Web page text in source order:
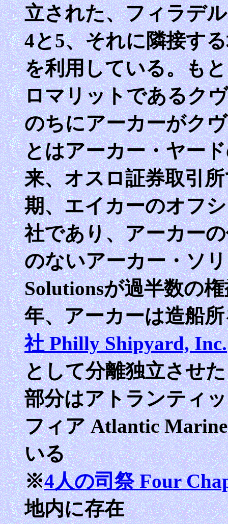
立された、フィラデ
4と5、それに隣接す
を利用している。も
ロマリットであるク
のちにアーカーがク
とはアーカー・ヤー
来、オスロ証券取引
期、エイカーのオフ
社であり、アーカー
のないアーカー・ソ
Solutionsが過半数の
年、アーカーは造船
社 Philly Shipyard, Inc.
として分離独立させ
部分はアトランティ
フィア Atlantic
いる
※4人の司祭 Four
地内に存在